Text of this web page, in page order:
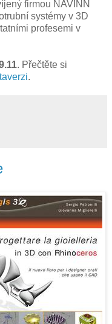
firmou NAVINN
systémy v 3D
profesemi v
. Přečtěte si
.